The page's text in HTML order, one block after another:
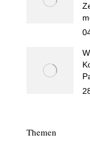
Themen